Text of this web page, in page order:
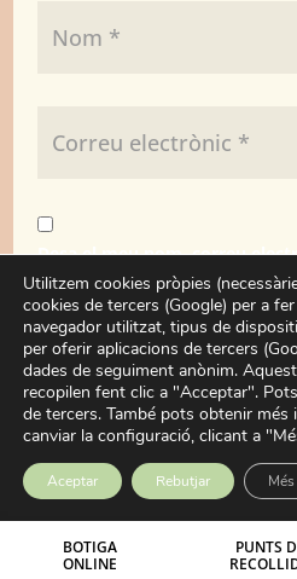
BOTIGA
ONLINE
PUNTS
Desa el meu nom, correu
aquest navegador per a la
comenti.
Utilitzem cookies pròpies
cookies de tercers (Google) per a
navegador utilitzat, tipus de
per oferir aplicacions de tercers
dades de seguiment anònim.
recopilen fent clic a "Acceptar".
de tercers. També pots obtenir
canviar la configuració, clicant a
Aceptar Rebutjar